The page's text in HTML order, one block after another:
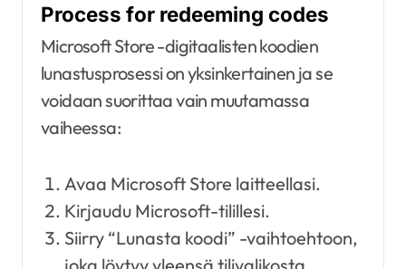
Process for redeeming codes
Microsoft Store -digitaalisten koodien
lunastusprosessi on yksinkertainen ja se
voidaan suorittaa vain muutamassa
vaiheessa:
Avaa Microsoft Store laitteellasi.
Kirjaudu Microsoft-tilillesi.
Siirry “Lunasta koodi” -vaihtoehtoon,